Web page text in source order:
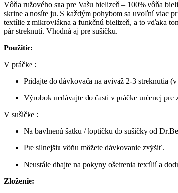
Vôňa ružového sna pre Vašu bielizeň – 100% vôňa
skrine a nosíte ju. S každým pohybom sa uvoľní viac
textílie z mikrovlákna a funkčnú bielizeň, a to vďaka
pár streknutí. Vhodná aj pre sušičku.
Použitie:
V práčke :
Pridajte do dávkovača na aviváž 2-3 streknutia
Výrobok nedávajte do časti v práčke určenej
V sušičke :
Na bavlnenú šatku / loptičku do sušičky od
Pre silnejšiu vôňu môžete dávkovanie zvýšiť.
Neustále dbajte na pokyny ošetrenia textílií a
Zloženie: